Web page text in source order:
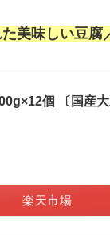
美味しい豆腐
個 〔国産
楽天市場